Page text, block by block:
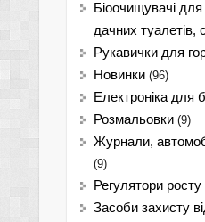
Біоочищувачі
дачних туалетів,
Рукавички для
Новинки (96)
Електроніка для
Розмальовки (9)
Журнали,
(9)
Регулятори росту
Засоби захисту